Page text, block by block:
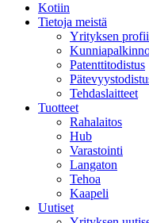
Kotiin
Tietoja meistä
Yrityksen
Patenttitodistus
Tehdaslaitteet
Tuotteet
Rahalaitos
Hub
Varastointi
Langaton
Tehoa
Kaapeli
Uutiset